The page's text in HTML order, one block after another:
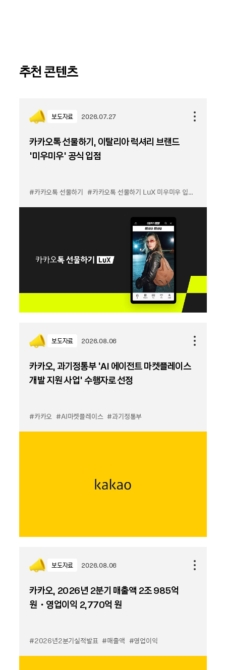
추천 콘텐츠
보도자료 2026.07.27
카카오톡 선물하기, 이탈리아 럭셔리 브랜드
'미우미우' 공식 입점
#카카오톡 선물하기 #카카오톡 선물하기 LuX 미우미우 입점
보도자료 2026.08.06
카카오, 과기정통부 ‘AI 에이전트 마켓플레이스
개발 지원 사업’ 수행자로 선정
#카카오 #AI마켓플레이스 #과기정통부
보도자료 2026.08.06
카카오, 2026년 2분기 매출액 2조 985억
원・영업이익 2,770억 원
#2026년2분기실적발표 #매출액 #영업이익